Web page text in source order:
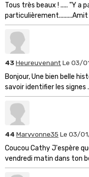
Tous très beaux ! ..... "Y a
particulièrement.........Amit
43Heureuvenant Le 03/
Bonjour, Une bien belle
savoir identifier les signes
44 Maryvonne35 Le 03/
Coucou Cathy J'espère
vendredi matin dans ton